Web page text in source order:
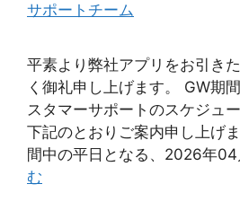
サポートチーム
平素より弊社アプリをお引き
く御礼申し上げます。 GW期
スタマーサポートのスケジュ
下記のとおりご案内申し上げ
間中の平日となる、2026年
む